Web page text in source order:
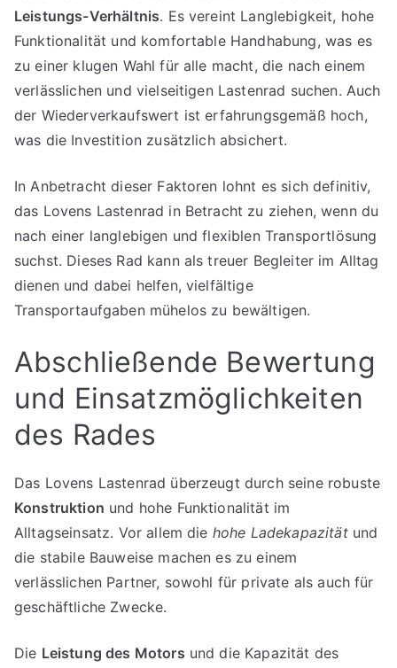
Leistungs-Verhältnis. Es vereint Langlebigkeit, hohe
Funktionalität und komfortable Handhabung, was es
zu einer klugen Wahl für alle macht, die nach einem
verlässlichen und vielseitigen Lastenrad suchen. Auch
der Wiederverkaufswert ist erfahrungsgemäß hoch,
was die Investition zusätzlich absichert.
In Anbetracht dieser Faktoren lohnt es sich definitiv,
das Lovens Lastenrad in Betracht zu ziehen, wenn du
nach einer langlebigen und flexiblen Transportlösung
suchst. Dieses Rad kann als treuer Begleiter im Alltag
dienen und dabei helfen, vielfältige
Transportaufgaben mühelos zu bewältigen.
Abschließende Bewertung
und Einsatzmöglichkeiten
des Rades
Das Lovens Lastenrad überzeugt durch seine robuste
Konstruktion und hohe Funktionalität im
Alltagseinsatz. Vor allem die hohe Ladekapazitätund
die stabile Bauweise machen es zu einem
verlässlichen Partner, sowohl für private als auch für
geschäftliche Zwecke.
Die Leistung des Motors und die Kapazität des